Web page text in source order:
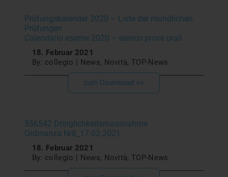
Prüfungskalender 2020 – Liste der mündlichen
Prüfungen
Calendario esame 2020 – elenco prove orali
18. Februar 2021
By: collegio | News, Novità, TOP-News
zum Download >>
556542 Dringlichkeitsmassnahme
Ordinanza Nr8_17.02.2021
18. Februar 2021
By: collegio | News, Novità, TOP-News